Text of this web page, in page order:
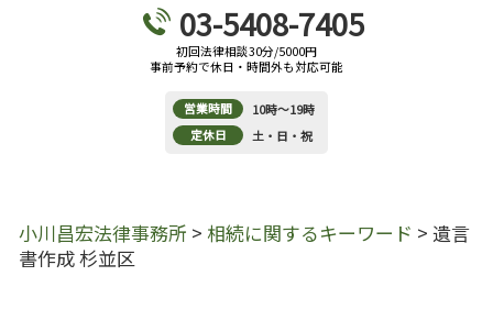
03-5408-7405
初回法律相談30分/5000円
事前予約で休日・時間外も対応可能
営業時間
10時～19時
定休日
土・日・祝
小川昌宏法律事務所 > 相続に関するキーワード > 遺言
書作成 杉並区